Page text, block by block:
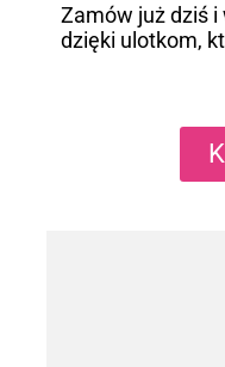
Zamów już dziś
dzięki ulotkom,